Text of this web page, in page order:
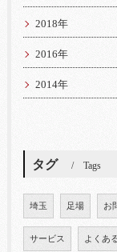
2018年
2016年
2014年
タグ Tags
埼玉 足場 お
サービス よくあ